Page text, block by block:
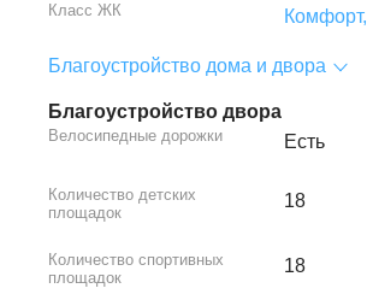
Класс ЖК Комфорт,
Благоустройство дома и двора
Благоустройство двора
Велосипедные дорожки Есть
Количество детских
площадок
18
Количество спортивных
площадок
18